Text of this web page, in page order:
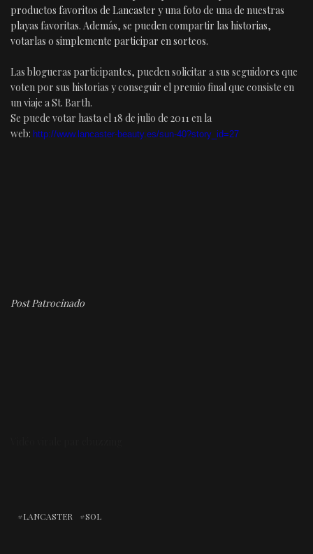
productos favoritos de Lancaster y una foto de una de nuestras
playas favoritas. Además, se pueden compartir las historias,
votarlas o simplemente participar en sorteos.
Las blogueras participantes, pueden solicitar a sus seguidores que
voten por sus historias y conseguir el premio final que consiste en
un viaje a St. Barth.
Se puede votar hasta el 18 de julio de 2011 en la
web: http://www.lancaster-beauty.es/sun-40?story_id=27
Post Patrocinado
LANCASTER SOL